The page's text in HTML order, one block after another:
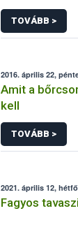
TOVÁBB >
2016. április 22,
Amit a
kell
TOVÁBB >
2021. április 12, hétfő
Fagyos